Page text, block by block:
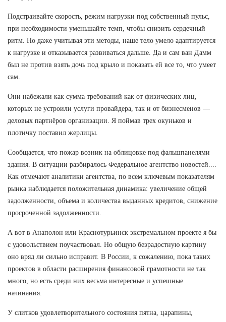
Подстраивайте скорость, режим нагрузки под собственный пульс,
при необходимости уменьшайте темп, чтобы снизить сердечный
ритм. Но даже учитывая эти методы, наше тело умело адаптируется
к нагрузке и отказывается развиваться дальше. Да и сам ван Дамм
был не против взять дочь под крыло и показать ей все то, что умеет
сам.
Они набежали как сумма требований как от физических лиц,
которых не устроили услуги провайдера, так и от бизнесменов —
деловых партнёров организации. Я поймав трех окуньков и
плотичку поставил жерлицы.
Сообщается, что пожар возник на облицовке под фальшпанелями
здания. В ситуации разбиралось Федеральное агентство новостей....
Как отмечают аналитики агентства, по всем ключевым показателям
рынка наблюдается положительная динамика: увеличение общей
задолженности, объема и количества выданных кредитов, снижение
просроченной задолженности.
А вот в Анаполон или Краснотурьинск экстремальном проекте я бы
с удовольствием поучаствовал. Но общую безрадостную картину
оно вряд ли сильно исправит. В России, к сожалению, пока таких
проектов в области расширения финансовой грамотности не так
много, но есть среди них весьма интересные и успешные
начинания.
У слитков удовлетворительного состояния пятна, царапины,